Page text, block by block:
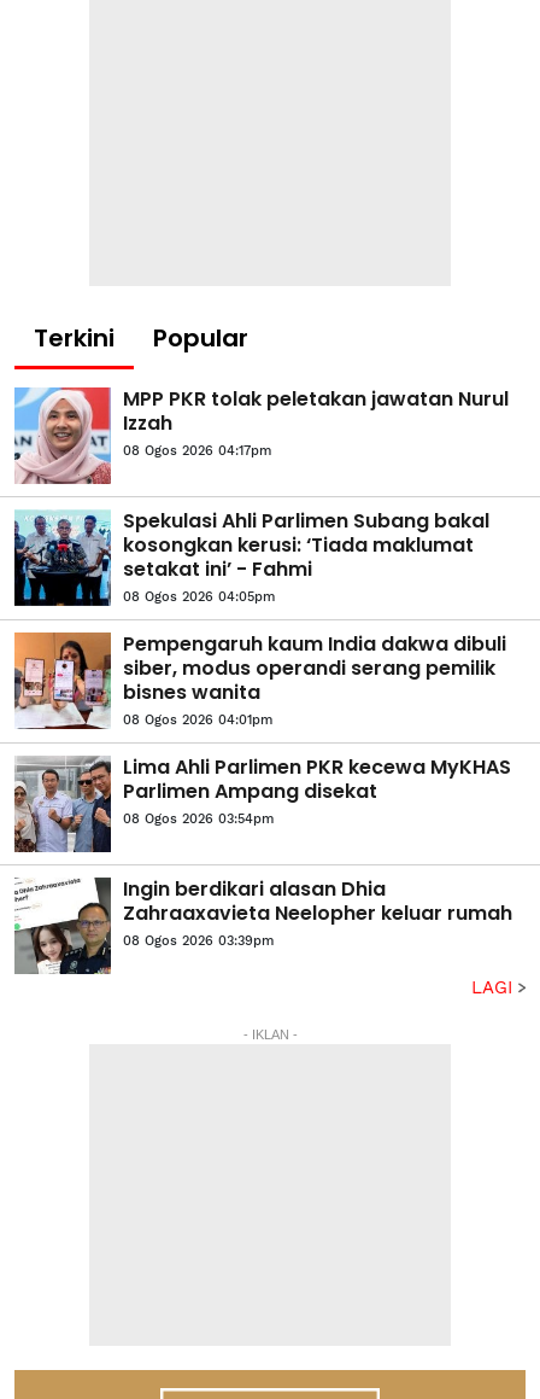
Terkini Popular
MPP PKR tolak peletakan jawatan Nurul
Izzah
08 Ogos 2026 04:17pm
Spekulasi Ahli Parlimen Subang bakal
kosongkan kerusi: ‘Tiada maklumat
setakat ini’ - Fahmi
08 Ogos 2026 04:05pm
Pempengaruh kaum India dakwa dibuli
siber, modus operandi serang pemilik
bisnes wanita
08 Ogos 2026 04:01pm
Lima Ahli Parlimen PKR kecewa MyKHAS
Parlimen Ampang disekat
08 Ogos 2026 03:54pm
Ingin berdikari alasan Dhia
Zahraaxavieta Neelopher keluar rumah
08 Ogos 2026 03:39pm
LAGI
- IKLAN -